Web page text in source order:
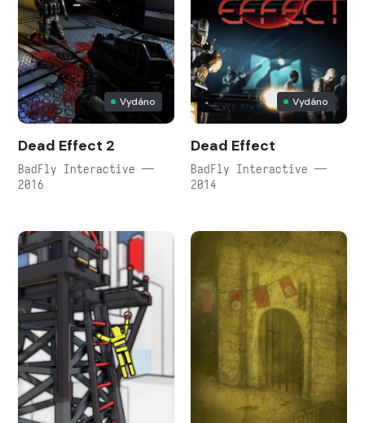
Vydáno
Dead Effect 2
BadFly Interactive —
2016
Vydáno
Dead Effect
BadFly Interactive —
2014